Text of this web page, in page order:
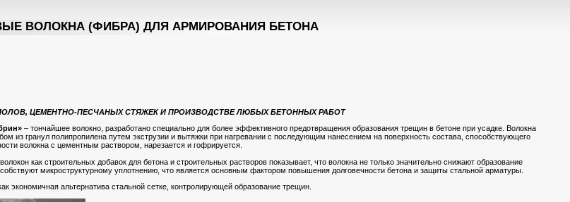
ВОЛОКНА (ФИБРА) ДЛЯ АРМИРОВАНИЯ БЕТОНА
ЦЕМЕНТНО-ПЕСЧАНЫХ СТЯЖЕК И ПРОИЗВОДСТВЕ ЛЮБЫХ БЕТОННЫХ РАБОТ
– тончайшее волокно, разработано специально для более эффективного предотвращения образования трещин в бетоне при усадке. Волокна
из гранул полипропилена путем экструзии и вытяжки при нагревании с последующим нанесением на поверхность состава, способствующего
волокна с цементным раствором, нарезается и гофрируется.
как строительных добавок для бетона и строительных растворов показывает, что волокна не только значительно снижают образование
микроструктурному уплотнению, что является основным фактором повышения долговечности бетона и защиты стальной арматуры.
экономичная альтернатива стальной сетке, контролирующей образование трещин.